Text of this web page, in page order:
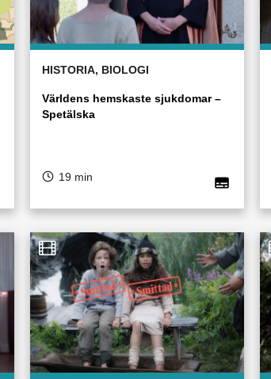
HISTORIA, BIOLOGI
Världens hemskaste sjukdomar –
Spetälska
19 min